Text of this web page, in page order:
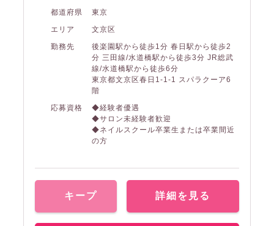
都道府県
東京
エリア
文京区
勤務先
後楽園駅から徒歩1分 春日駅から徒歩2
分 三田線/水道橋駅から徒歩3分 JR総武
線/水道橋駅から徒歩6分
東京都文京区春日1-1-1 スパラクーア6
階
応募資格
◆経験者優遇
◆サロン未経験者歓迎
◆ネイルスクール卒業生または卒業間近
の方
キープ 詳細を見る